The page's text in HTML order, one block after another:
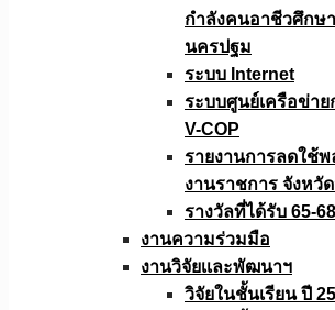
กำลังคนอาชีวศึกษ
นครปฐม
ระบบ Internet
ระบบศูนย์เครือข่า
V-COP
รายงานการลดใช้
งานราชการ จังหวั
รางวัลที่ได้รับ 65-68
งานความร่วมมือ
งานวิจัยเเละพัฒนาฯ
วิจัยในชั้นเรียน ปี